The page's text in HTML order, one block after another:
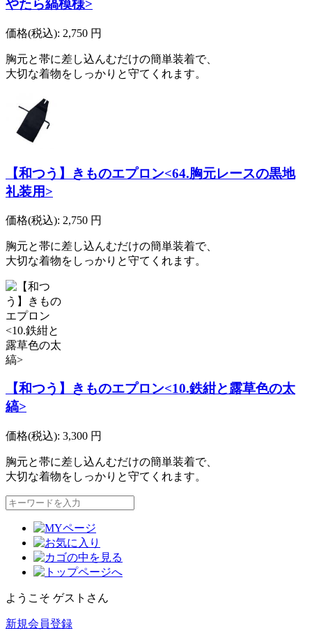
やたら縞模様>
価格(税込): 2,750 円
胸元と帯に差し込んむだけの簡単装着で、
大切な着物をしっかりと守てくれます。
【和つう】きものエプロン<64.胸元レースの黒地
礼装用>
価格(税込): 2,750 円
胸元と帯に差し込んむだけの簡単装着で、
大切な着物をしっかりと守てくれます。
【和つう】きものエプロン<10.鉄紺と露草色の太
縞>
価格(税込): 3,300 円
胸元と帯に差し込んむだけの簡単装着で、
大切な着物をしっかりと守てくれます。
ようこそ ゲストさん
新規会員登録